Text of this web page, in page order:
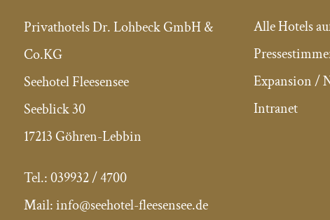
Privathotels Dr. Lohbeck GmbH &
Co.KG
Seehotel Fleesensee
Seeblick 30
17213 Göhren-Lebbin
Tel.:039932 / 4700
Mail:info@seehotel-fleesensee.de
Alle Hotels
Expansion /
Intranet